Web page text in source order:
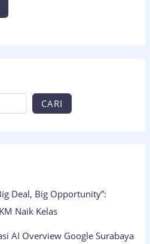
CARI
Deal, Big Opportunity”:
Naik Kelas
AI Overview Google Surabaya